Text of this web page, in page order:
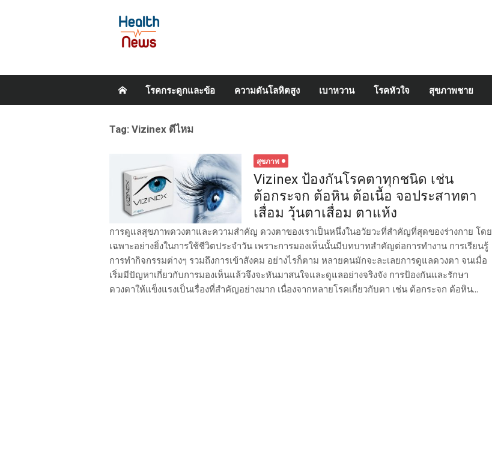
โรคกระดูกและข้อ ความดันโลหิตสูง เบาหวาน โรคหัวใจ สุขภาพชาย
Tag: Vizinex ดีไหม
สุขภาพ
Vizinex ป้องกันโรคตาทุกชนิด เช่น
ต้อกระจก ต้อหิน ต้อเนื้อ จอประสาทตา
เสื่อม วุ้นตาเสื่อม ตาแห้ง
การดูแลสุขภาพดวงตาและความสำคัญ ดวงตาของเราเป็นหนึ่งในอวัยวะที่สำคัญที่สุดของร่างกาย โดย
เฉพาะอย่างยิ่งในการใช้ชีวิตประจำวัน เพราะการมองเห็นนั้นมีบทบาทสำคัญต่อการทำงาน การเรียนรู้
การทำกิจกรรมต่างๆ รวมถึงการเข้าสังคม อย่างไรก็ตาม หลายคนมักจะละเลยการดูแลดวงตา จนเมื่อ
เริ่มมีปัญหาเกี่ยวกับการมองเห็นแล้วจึงจะหันมาสนใจและดูแลอย่างจริงจัง การป้องกันและรักษา
ดวงตาให้แข็งแรงเป็นเรื่องที่สำคัญอย่างมาก เนื่องจากหลายโรคเกี่ยวกับตา เช่น ต้อกระจก ต้อหิน...